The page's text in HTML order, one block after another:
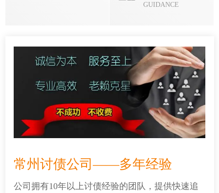
GUIDANCE
常州讨债公司——多年经验
公司拥有10年以上讨债经验的团队，提供快速追